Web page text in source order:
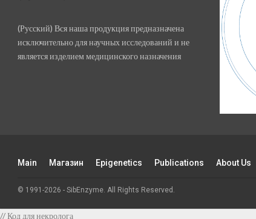
(Русский) Вся наша продукция предназначена
исключительно для научных исследований и не
является изделием медицинского назначения
Main Магазин Epigenetics Publications About Us
© 1991-2026 - SibEnzyme. All Rights Reserved.
// Код для некролога